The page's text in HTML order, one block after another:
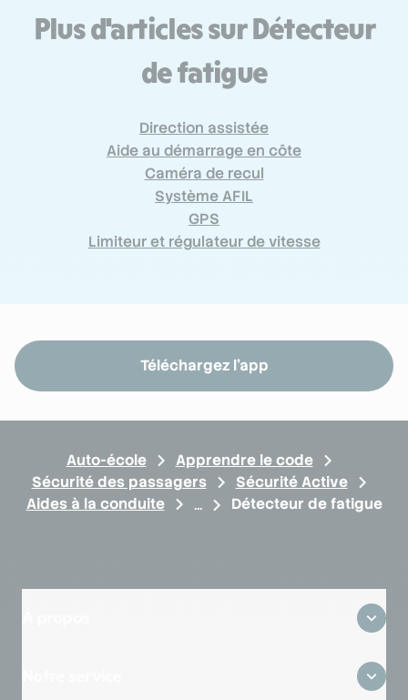
Plus d'articles sur Détecteur
de fatigue
Direction assistée
Aide au démarrage en côte
Caméra de recul
Système AFIL
GPS
Limiteur et régulateur de vitesse
Téléchargez l'app
Auto-école
Apprendre le code
Sécurité des passagers
Sécurité Active
Aides à la conduite
Détecteur de fatigue